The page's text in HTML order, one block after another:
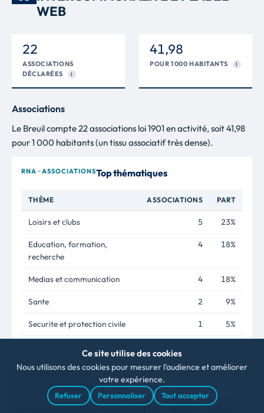
WEB
22
ASSOCIATIONS
DÉCLARÉES
I
41,98
POUR 1 000 HABITANTS I
Associations
Le Breuil compte 22 associations loi 1901 en activité, soit 41,98
pour 1 000 habitants (un tissu associatif très dense).
RNA · ASSOCIATIONSTop thématiques
THÈME ASSOCIATIONS PART
Loisirs et clubs 5 23%
Education, formation,
recherche
4 18%
Medias et communication 4 18%
Sante 2 9%
Securite et protection civile 1 5%
Intercommunalité
Le Breuil est membre de CC du Pays de Lapalisse, un EPCI
Ce site utilise des cookies
Nous utilisons des cookies pour mesurer l'audience et améliorer
votre expérience.
Refuser Personnaliser Tout accepter